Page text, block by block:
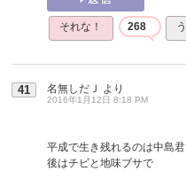
それな！ 268
41 名無しだＪ より
2016年1月12日 8:18 PM
平成で生き残れるのは中島君
後はチビと地味ブサで